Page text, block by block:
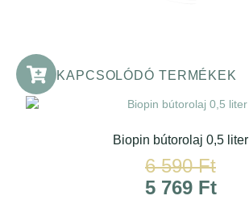
KAPCSOLÓDÓ TERMÉKEK
Biopin bútorolaj 0,5 liter
6 590Ft
5 769 Ft